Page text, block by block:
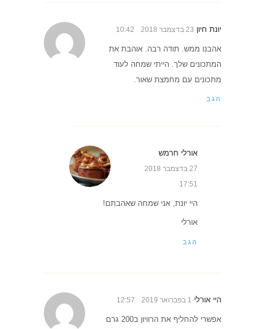
יונת חיון 23 בדצמבר 2018 10:42
אהבנו ממש. תודה רבה. אוהבת את
המתכונים שלך. הייתי שמחה לעוד
מתכונים עם מחמצת שאור.
הגב
אורלי חרמש
27 בדצמבר 2018
17:51
היי יונת, אני שמחה שאהבתם!
אורלי
הגב
היי אורלי 1 בפברואר 2019 12:57
אפשרי להחליף את הרוויון ב200 גרם